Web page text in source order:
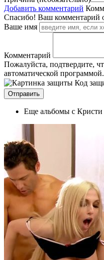
Добавить комментарий
Спасибо! Ваш комментарий
Ваше имя
Комментарий
Пожалуйста, подтвердите,
автоматической программой.
Код
Еще альбомы с Кристи